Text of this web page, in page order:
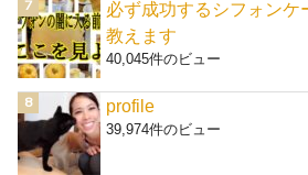
必ず成功するシフォンケ
教えます
40,045件のビュー
profile
39,974件のビュー